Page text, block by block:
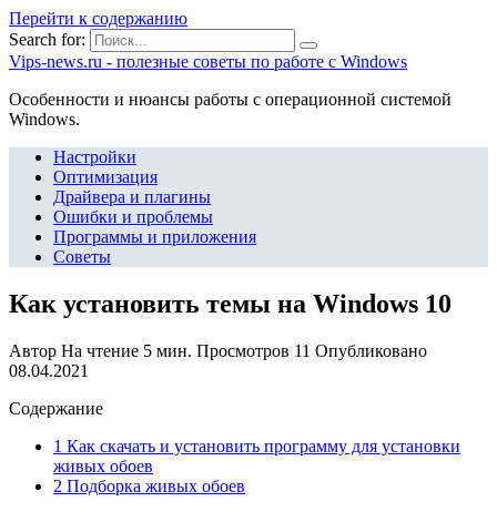
Перейти к содержанию
Search for:
Vips-news.ru - полезные советы по работе с Windows
Особенности и нюансы работы с операционной системой
Windows.
Настройки
Оптимизация
Драйвера и плагины
Ошибки и проблемы
Программы и приложения
Советы
Как установить темы на Windows 10
Автор На чтение 5 мин. Просмотров 11 Опубликовано
08.04.2021
Содержание
1 Как скачать и установить программу для установки
живых обоев
2 Подборка живых обоев